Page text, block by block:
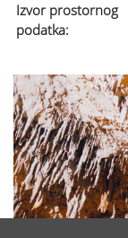
Izvor prostornog
podatka: